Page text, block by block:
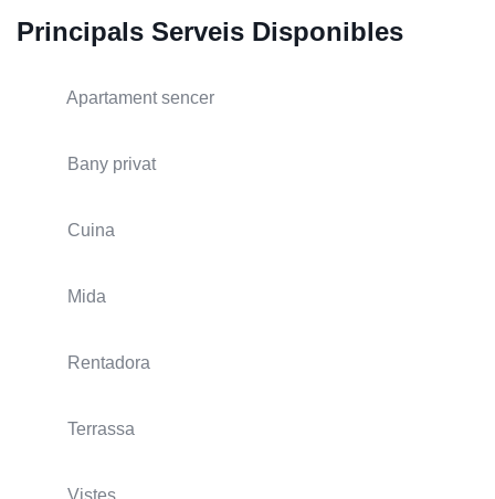
Principals Serveis Disponibles
Apartament sencer
Bany privat
Cuina
Mida
Rentadora
Terrassa
Vistes